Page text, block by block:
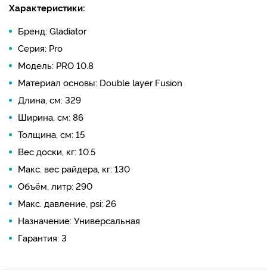
Характеристики:
Бренд: Gladiator
Серия: Pro
Модель: PRO 10.8
Материал основы: Double layer Fusion
Длина, см: 329
Ширина, см: 86
Толщина, см: 15
Вес доски, кг: 10.5
Макс. вес райдера, кг: 130
Объём, литр: 290
Макс. давление, psi: 26
Назначение: Универсальная
Гарантия: 3